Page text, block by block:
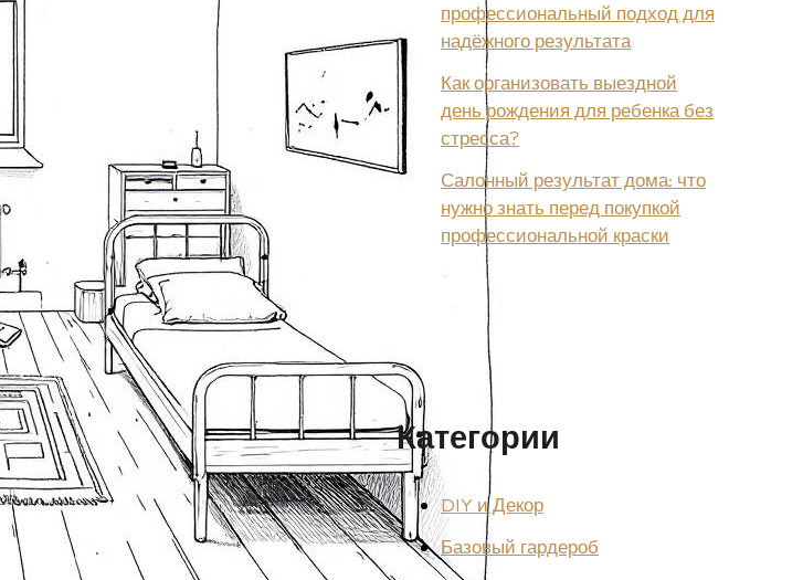
профессиональный подход для
надёжного результата
Как организовать выездной
день рождения для ребенка без
стресса?
Салонный результат дома: что
нужно знать перед покупкой
профессиональной краски
Категории
DIY и Декор
Базовый гардероб